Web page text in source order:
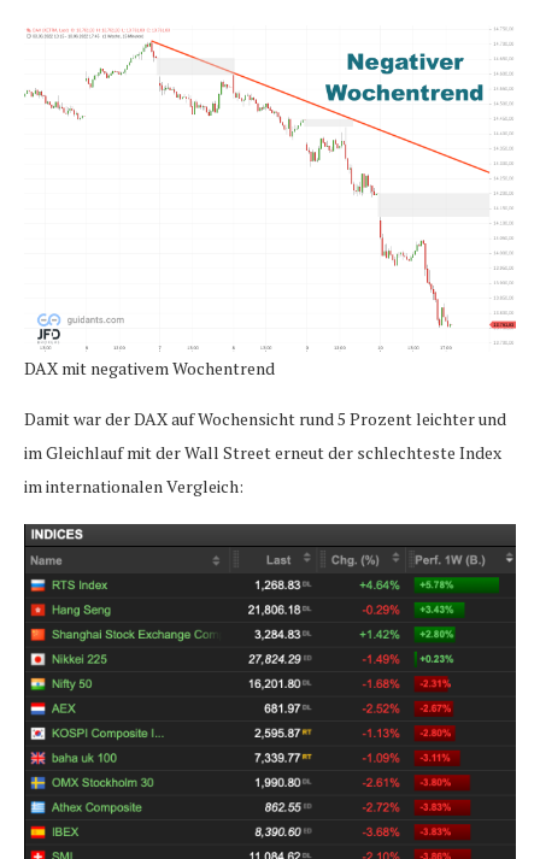
DAX mit negativem Wochentrend
Damit war der DAX auf Wochensicht rund 5 Prozent leichter und
im Gleichlauf mit der Wall Street erneut der schlechteste Index
im internationalen Vergleich: